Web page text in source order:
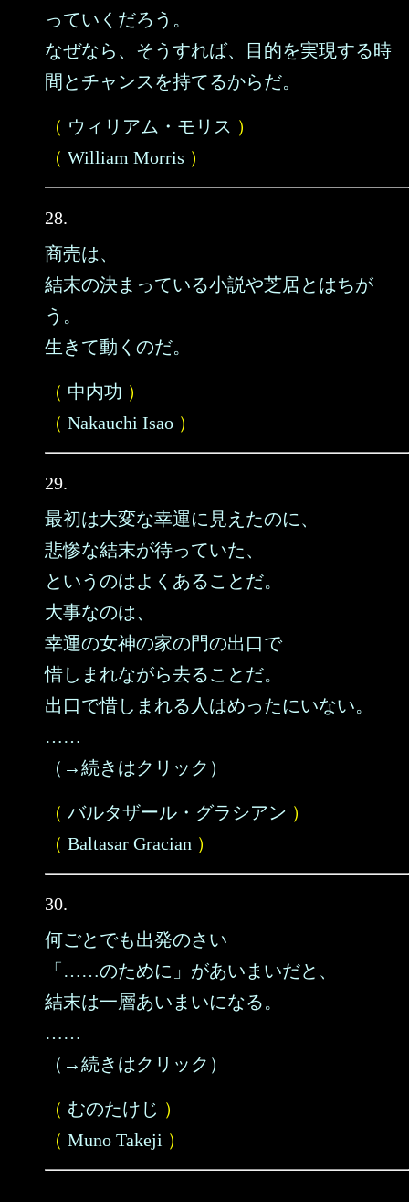
っていくだろう。
なぜなら、そうすれば、目的を実現する時
間とチャンスを持てるからだ。
（ ウィリアム・モリス ）
（ William Morris ）
28.
商売は、
結末の決まっている小説や芝居とはちが
う。
生きて動くのだ。
（ 中内功 ）
（ Nakauchi Isao ）
29.
最初は大変な幸運に見えたのに、
悲惨な結末が待っていた、
というのはよくあることだ。
大事なのは、
幸運の女神の家の門の出口で
惜しまれながら去ることだ。
出口で惜しまれる人はめったにいない。
……
（→続きはクリック）
（ バルタザール・グラシアン ）
（ Baltasar Gracian ）
30.
何ごとでも出発のさい
「……のために」があいまいだと、
結末は一層あいまいになる。
……
（→続きはクリック）
（ むのたけじ ）
（ Muno Takeji ）